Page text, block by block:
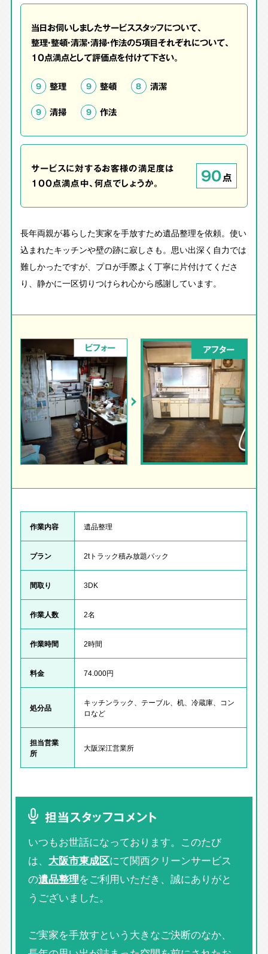
当日お伺いしましたサービススタッフについて、
整理・整頓・清潔・清掃・作法の5項目それぞれについて、
10点満点として評価点を付けて下さい。
9 整理 9 整頓 8 清潔
9 清掃 9 作法
サービスに対するお客様の満足度は
100点満点中、何点でしょうか。
90点
長年両親が暮らした実家を手放すため遺品整理を依頼。使い
込まれたキッチンや壁の跡に寂しさも。思い出深く自力では
難しかったですが、プロが手際よく丁寧に片付けてくださ
り、静かに一区切りつけられ心から感謝しています。
ビフォー アフター
作業内容 遺品整理
プラン 2tトラック積み放題パック
間取り 3DK
作業人数 2名
作業時間 2時間
料金 74.000円
処分品
キッチンラック、テーブル、机、冷蔵庫、コン
ロなど
担当営業
所
大阪深江営業所
担当スタッフコメント
いつもお世話になっております。このたび
は、 大阪市東成区にて関西クリーンサービス
の遺品整理をご利用いただき、誠にありがと
うございました。
ご実家を手放すという大きなご決断のなか、